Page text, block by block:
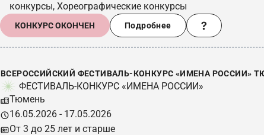
конкурсы, Хореографические конкурсы
КОНКУРС ОКОНЧЕН Подробнее
ВСЕРОССИЙСКИЙ ФЕСТИВАЛЬ-КОНКУРС «ИМЕНА РОССИИ»
ФЕСТИВАЛЬ-КОНКУРС «ИМЕНА РОССИИ»
Тюмень
16.05.2026 - 17.05.2026
От 3 до 25 лет и старше